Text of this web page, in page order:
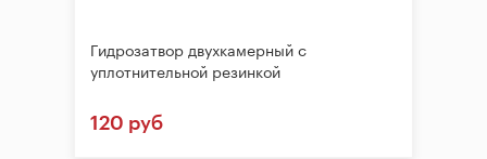
Гидрозатвор двухкамерный с
уплотнительной резинкой
120 руб